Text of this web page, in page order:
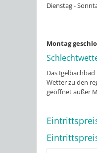
Dienstag -
Montag
Das
Wetter zu den
geöffnet außer